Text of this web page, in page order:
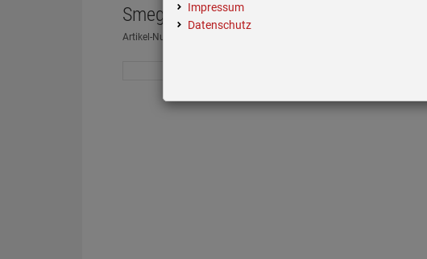
Smeg CJF11CREU Zitruspresse Creme
Artikel-Nummer:
Impressum
Datenschutz